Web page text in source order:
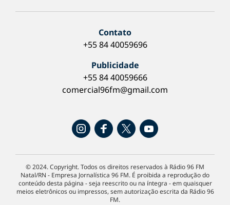
Contato
+55 84 40059696
Publicidade
+55 84 40059666
comercial96fm@gmail.com
© 2024. Copyright. Todos os direitos reservados à Rádio 96 FM
Natal/RN - Empresa Jornalística 96 FM. É proibida a reprodução do
conteúdo desta página - seja reescrito ou na íntegra - em quaisquer
meios eletrônicos ou impressos, sem autorização escrita da Rádio 96
FM.